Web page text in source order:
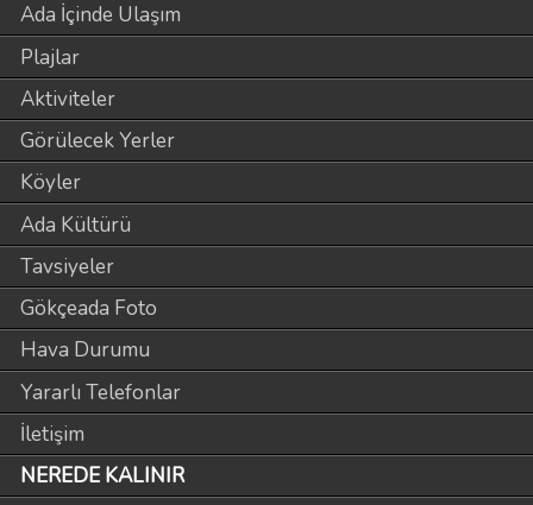
Ada İçinde Ulaşım
Plajlar
Aktiviteler
Görülecek Yerler
Köyler
Ada Kültürü
Tavsiyeler
Gökçeada Foto
Hava Durumu
Yararlı Telefonlar
İletişim
NEREDE KALINIR